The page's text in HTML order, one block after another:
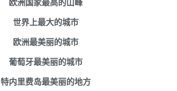
欧洲国家最高的山峰
世界上最大的城市
欧洲最美丽的城市
葡萄牙最美丽的城市
特内里费岛最美丽的地方